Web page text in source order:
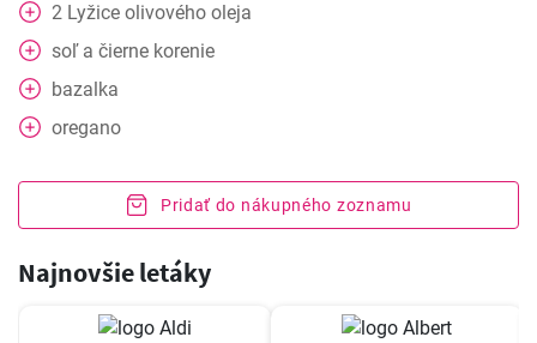
2 Lyžice olivového oleja
soľ a čierne korenie
bazalka
oregano
Pridať do nákupného zoznamu
Najnovšie letáky